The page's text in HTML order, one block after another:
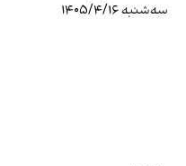
سه‌شنبه ۱۴۰۵/۴/۱۶